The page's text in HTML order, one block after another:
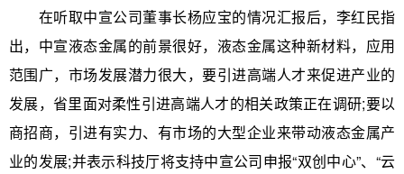
在听取中宣公司董事长杨应宝的情况汇报后，李红民指
出，中宣液态金属的前景很好，液态金属这种新材料，应用
范围广，市场发展潜力很大，要引进高端人才来促进产业的
发展，省里面对柔性引进高端人才的相关政策正在调研;要以
商招商，引进有实力、有市场的大型企业来带动液态金属产
业的发展;并表示科技厅将支持中宣公司申报“双创中心”、“云